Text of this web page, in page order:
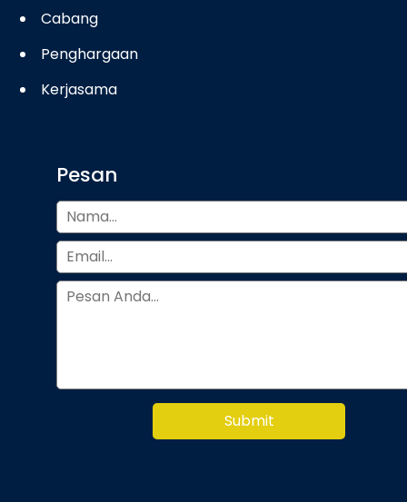
Cabang
Penghargaan
Kerjasama
Pesan
Submit